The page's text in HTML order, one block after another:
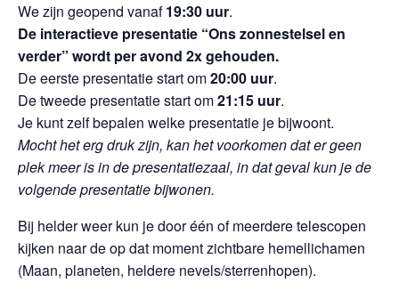
We zijn geopend vanaf19:30 uur.
De interactieve presentatie “Ons zonnestelsel en
verder” wordt per avond 2x gehouden.
De eerste presentatie start om20:00 uur.
De tweede presentatie start om21:15 uur.
Je kunt zelf bepalen welke presentatie je bijwoont.
Mocht het erg druk zijn, kan het voorkomen dat er geen
plek meer is in de presentatiezaal, in dat geval kun je de
volgende presentatie bijwonen.
Bij helder weer kun je door één of meerdere telescopen
kijken naar de op dat moment zichtbare hemellichamen
(Maan, planeten, heldere nevels/sterrenhopen).